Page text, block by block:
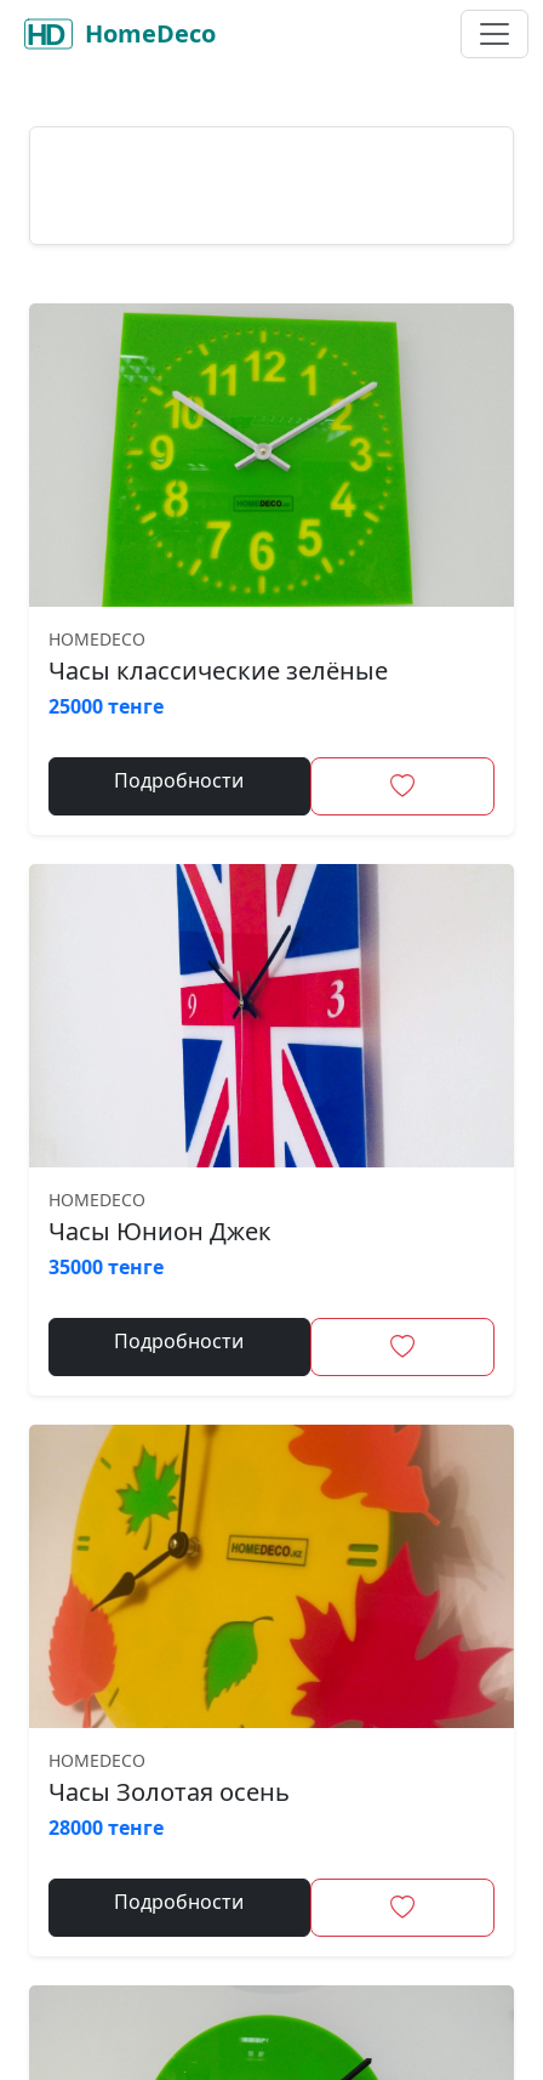
HomeDeco
HOMEDECO
Часы классические зелёные
25000 тенге
Подробности
HOMEDECO
Часы Юнион Джек
35000 тенге
Подробности
HOMEDECO
Часы Золотая осень
28000 тенге
Подробности